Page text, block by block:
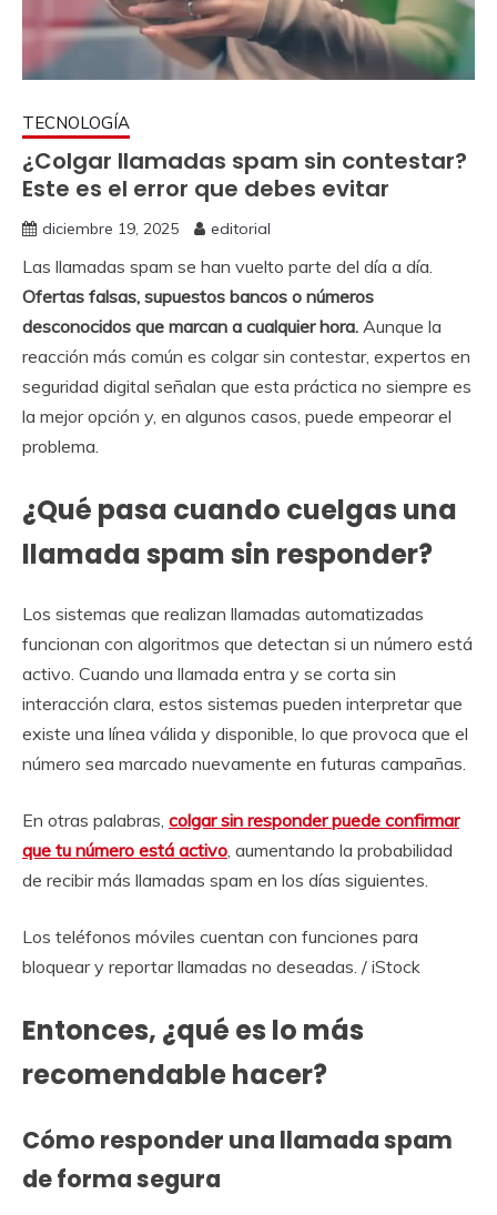
TECNOLOGÍA
¿Colgar llamadas spam sin contestar?
Este es el error que debes evitar
diciembre 19, 2025 editorial
Las llamadas spam se han vuelto parte del día a día.
Ofertas falsas, supuestos bancos o números
desconocidos que marcan a cualquier hora. Aunque la
reacción más común es colgar sin contestar, expertos en
seguridad digital señalan que esta práctica no siempre es
la mejor opción y, en algunos casos, puede empeorar el
problema.
¿Qué pasa cuando cuelgas una
llamada spam sin responder?
Los sistemas que realizan llamadas automatizadas
funcionan con algoritmos que detectan si un número está
activo. Cuando una llamada entra y se corta sin
interacción clara, estos sistemas pueden interpretar que
existe una línea válida y disponible, lo que provoca que el
número sea marcado nuevamente en futuras campañas.
En otras palabras, colgar sin responder puede confirmar
que tu número está activo, aumentando la probabilidad
de recibir más llamadas spam en los días siguientes.
Los teléfonos móviles cuentan con funciones para
bloquear y reportar llamadas no deseadas. / iStock
Entonces, ¿qué es lo más
recomendable hacer?
Cómo responder una llamada spam
de forma segura